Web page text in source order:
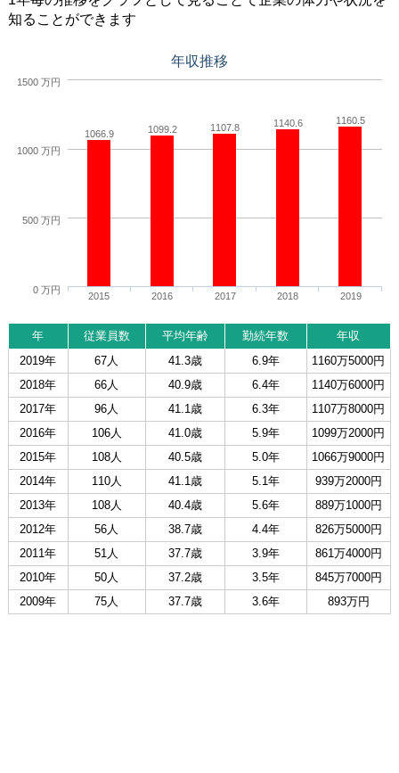
知ることができます
年収推移
1066.9 1099.2 1107.8 1140.6 1160.5
2015 2016 2017 2018 2019
0 万円
500 万円
1000 万円
1500 万円
年 従業員数 平均年齢 勤続年数
年収
2019年
67人 41.3歳 6.9年
1160万5000円
2018年
66人 40.9歳 6.4年
1140万6000円
2017年
96人 41.1歳 6.3年
1107万8000円
2016年
106人 41.0歳 5.9年
1099万2000円
2015年
108人 40.5歳 5.0年
1066万9000円
2014年
110人 41.1歳 5.1年
939万2000円
2013年
108人 40.4歳 5.6年
889万1000円
2012年
56人 38.7歳 4.4年
826万5000円
2011年
51人 37.7歳 3.9年
861万4000円
2010年
50人 37.2歳 3.5年
845万7000円
2009年
75人 37.7歳 3.6年 893万円